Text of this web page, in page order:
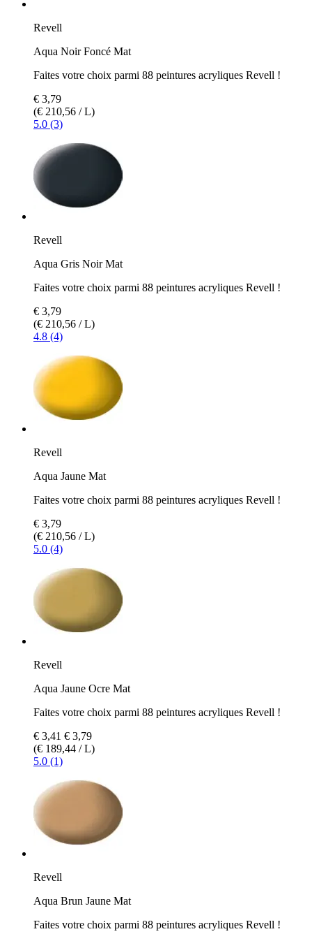
Revell
Aqua Noir Foncé Mat
Faites votre choix parmi 88 peintures acryliques Revell !
€ 3,79
(€ 210,56 / L)
5.0 (3)
Revell
Aqua Gris Noir Mat
Faites votre choix parmi 88 peintures acryliques Revell !
€ 3,79
(€ 210,56 / L)
4.8 (4)
Revell
Aqua Jaune Mat
Faites votre choix parmi 88 peintures acryliques Revell !
€ 3,79
(€ 210,56 / L)
5.0 (4)
Revell
Aqua Jaune Ocre Mat
Faites votre choix parmi 88 peintures acryliques Revell !
€ 3,41 € 3,79
(€ 189,44 / L)
5.0 (1)
Revell
Aqua Brun Jaune Mat
Faites votre choix parmi 88 peintures acryliques Revell !